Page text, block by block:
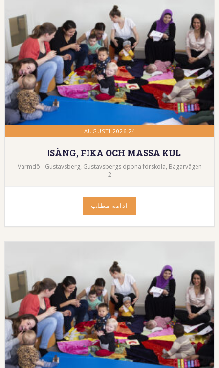
24 AUGUSTI 2026
SÅNG, FIKA OCH MASSA KUL!
Värmdö - Gustavsberg, Gustavsbergs öppna förskola, Bagarvägen
2
ادامه مطلب